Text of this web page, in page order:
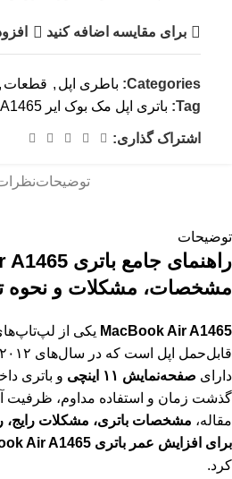
برای مقایسه اضافه کنید
Categories: باطری اپل , قطعات ,
Tag: باتری اپل مک بوک ایر Apple MacBook air A1465
اشتراک گذاری:
توضیحاتنظرات
توضیحات
مشخصات، مشکلات و نحوه
MacBook Air A1465 یکی از
دارای صفحه‌نمایش ۱۱ اینچی
و باتری
گذشت زمان و استفاده مداوم، ظرفیت
مقاله، مشخصات باتری، مشکلات
برای افزایش عمر باتری MacBook Air A1465
کرد.